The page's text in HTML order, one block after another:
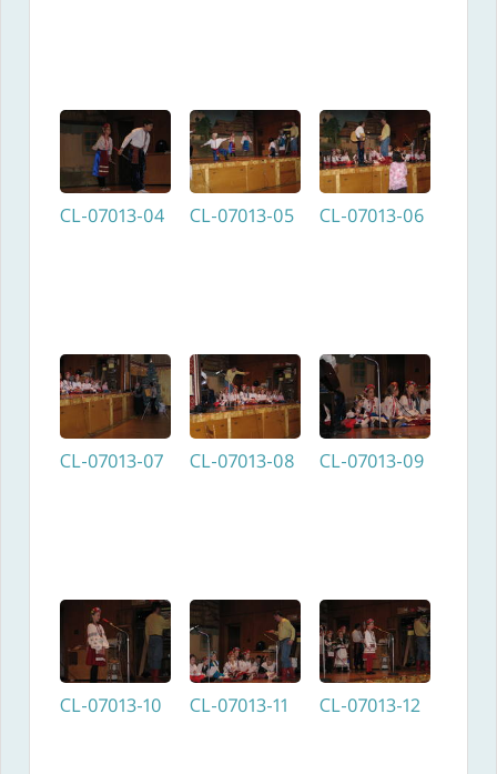
CL-07013-04 CL-07013-05 CL-07013-06
CL-07013-07 CL-07013-08 CL-07013-09
CL-07013-10 CL-07013-11 CL-07013-12